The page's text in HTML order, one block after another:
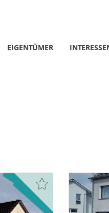
EIGENTÜMER